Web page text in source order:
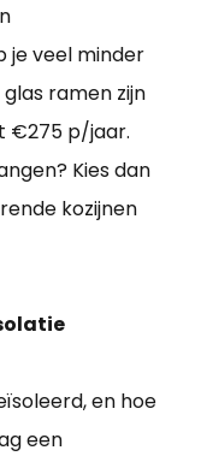
je veel minder
ramen zijn
€275 p/jaar.
Kies dan
kozijnen
en hoe
een